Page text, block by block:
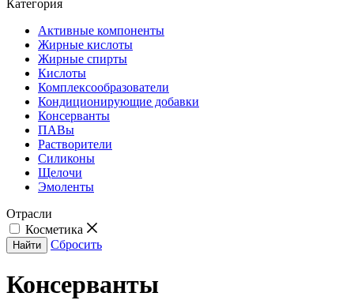
Категория
Активные компоненты
Жирные кислоты
Жирные спирты
Кислоты
Комплексообразователи
Кондиционирующие добавки
Консерванты
ПАВы
Растворители
Силиконы
Щелочи
Эмоленты
Отрасли
Косметика
Найти Сбросить
Консерванты